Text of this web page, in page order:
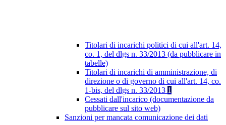
Titolari di incarichi politici di cui all'art. 14,
co. 1, del dlgs n. 33/2013 (da pubblicare in
tabelle)
Titolari di incarichi di amministrazione, di
direzione o di governo di cui all'art. 14, co.
1-bis, del dlgs n. 33/2013 1
Cessati dall'incarico (documentazione da
pubblicare sul sito web)
Sanzioni per mancata comunicazione dei dati